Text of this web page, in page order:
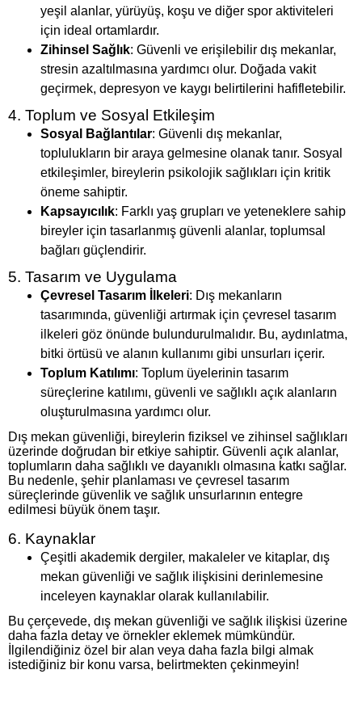
yeşil alanlar, yürüyüş, koşu ve diğer spor aktiviteleri
için ideal ortamlardır.
Zihinsel Sağlık: Güvenli ve erişilebilir dış mekanlar,
stresin azaltılmasına yardımcı olur. Doğada vakit
geçirmek, depresyon ve kaygı belirtilerini hafifletebilir.
4. Toplum ve Sosyal Etkileşim
Sosyal Bağlantılar: Güvenli dış mekanlar,
toplulukların bir araya gelmesine olanak tanır. Sosyal
etkileşimler, bireylerin psikolojik sağlıkları için kritik
öneme sahiptir.
Kapsayıcılık: Farklı yaş grupları ve yeteneklere sahip
bireyler için tasarlanmış güvenli alanlar, toplumsal
bağları güçlendirir.
5. Tasarım ve Uygulama
Çevresel Tasarım İlkeleri: Dış mekanların
tasarımında, güvenliği artırmak için çevresel tasarım
ilkeleri göz önünde bulundurulmalıdır. Bu, aydınlatma,
bitki örtüsü ve alanın kullanımı gibi unsurları içerir.
Toplum Katılımı: Toplum üyelerinin tasarım
süreçlerine katılımı, güvenli ve sağlıklı açık alanların
oluşturulmasına yardımcı olur.
Dış mekan güvenliği, bireylerin fiziksel ve zihinsel sağlıkları
üzerinde doğrudan bir etkiye sahiptir. Güvenli açık alanlar,
toplumların daha sağlıklı ve dayanıklı olmasına katkı sağlar.
Bu nedenle, şehir planlaması ve çevresel tasarım
süreçlerinde güvenlik ve sağlık unsurlarının entegre
edilmesi büyük önem taşır.
6. Kaynaklar
Çeşitli akademik dergiler, makaleler ve kitaplar, dış
mekan güvenliği ve sağlık ilişkisini derinlemesine
inceleyen kaynaklar olarak kullanılabilir.
Bu çerçevede, dış mekan güvenliği ve sağlık ilişkisi üzerine
daha fazla detay ve örnekler eklemek mümkündür.
İlgilendiğiniz özel bir alan veya daha fazla bilgi almak
istediğiniz bir konu varsa, belirtmekten çekinmeyin!